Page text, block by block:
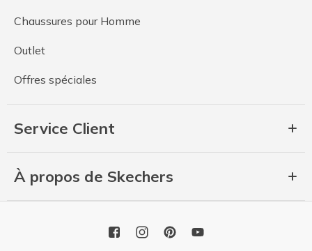
Chaussures pour Homme
Outlet
Offres spéciales
Service Client
À propos de Skechers